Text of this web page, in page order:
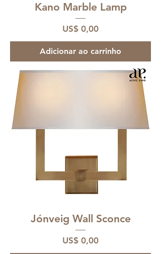
Kano Marble Lamp
Preço
US$ 0,00
Adicionar ao carrinho
Jónveig Wall Sconce
Preço
US$ 0,00